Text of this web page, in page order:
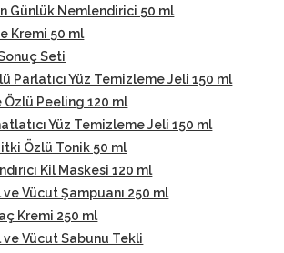
Günlük Nemlendirici 50 ml
Kremi 50 ml
Seti
Parlatıcı Yüz Temizleme Jeli 150 ml
Özlü Peeling 120 ml
Yüz Temizleme Jeli 150 ml
Özlü Tonik 50 ml
Kil Maskesi 120 ml
ve Vücut Şampuanı 250 ml
Kremi 250 ml
ve Vücut Sabunu Tekli